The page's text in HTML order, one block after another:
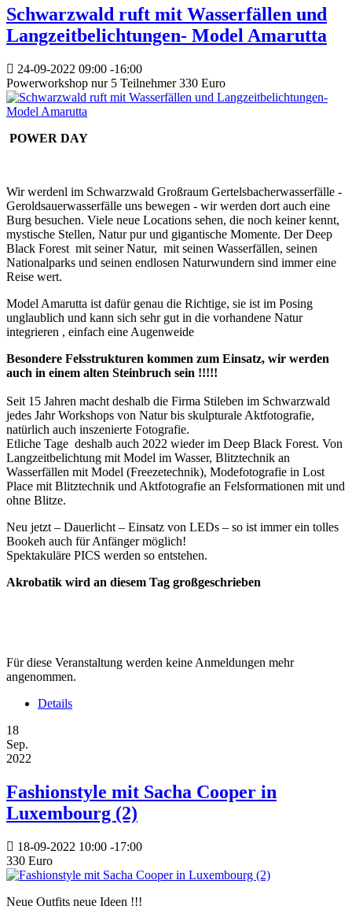
Schwarzwald ruft mit Wasserfällen und
Langzeitbelichtungen- Model Amarutta
24-09-2022 09:00 -16:00
Powerworkshop nur 5 Teilnehmer 330 Euro
POWER DAY
Wir werdenl im Schwarzwald Großraum Gertelsbacherwasserfälle -
Geroldsauerwasserfälle uns bewegen - wir werden dort auch eine
Burg besuchen. Viele neue Locations sehen, die noch keiner kennt,
mystische Stellen, Natur pur und gigantische Momente. Der Deep
Black Forest mit seiner Natur, mit seinen Wasserfällen, seinen
Nationalparks und seinen endlosen Naturwundern sind immer eine
Reise wert.
Model Amarutta ist dafür genau die Richtige, sie ist im Posing
unglaublich und kann sich sehr gut in die vorhandene Natur
integrieren , einfach eine Augenweide
Besondere Felsstrukturen kommen zum Einsatz, wir werden
auch in einem alten Steinbruch sein !!!!!
Seit 15 Jahren macht deshalb die Firma Stileben im Schwarzwald
jedes Jahr Workshops von Natur bis skulpturale Aktfotografie,
natürlich auch inszenierte Fotografie.
Etliche Tage deshalb auch 2022 wieder im Deep Black Forest. Von
Langzeitbelichtung mit Model im Wasser, Blitztechnik an
Wasserfällen mit Model (Freezetechnik), Modefotografie in Lost
Place mit Blitztechnik und Aktfotografie an Felsformationen mit und
ohne Blitze.
Neu jetzt – Dauerlicht – Einsatz von LEDs – so ist immer ein tolles
Bookeh auch für Anfänger möglich!
Spektakuläre PICS werden so entstehen.
Akrobatik wird an diesem Tag großgeschrieben
Für diese Veranstaltung werden keine Anmeldungen mehr
angenommen.
Details
18
Sep.
2022
Fashionstyle mit Sacha Cooper in
Luxembourg (2)
18-09-2022 10:00 -17:00
330 Euro
Neue Outfits neue Ideen !!!